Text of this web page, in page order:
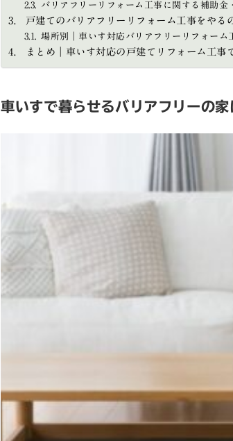
バリアフリーリフォーム工事に関する補助金
戸建てのバリアフリーリフォーム工事をやる
場所別｜車いす対応バリアフリーリフォーム
まとめ｜車いす対応の戸建てリフォーム工事
車いすで暮らせるバリアフリーの